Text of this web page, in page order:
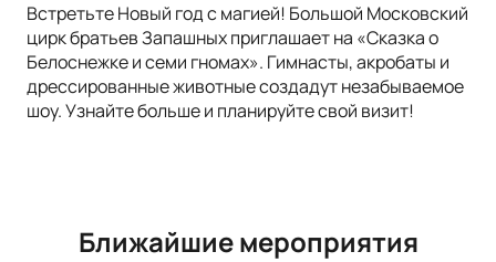
Встретьте Новый год с магией! Большой Московский
цирк братьев Запашных приглашает на «Сказка о
Белоснежке и семи гномах». Гимнасты, акробаты и
дрессированные животные создадут незабываемое
шоу. Узнайте больше и планируйте свой визит!
Ближайшие мероприятия